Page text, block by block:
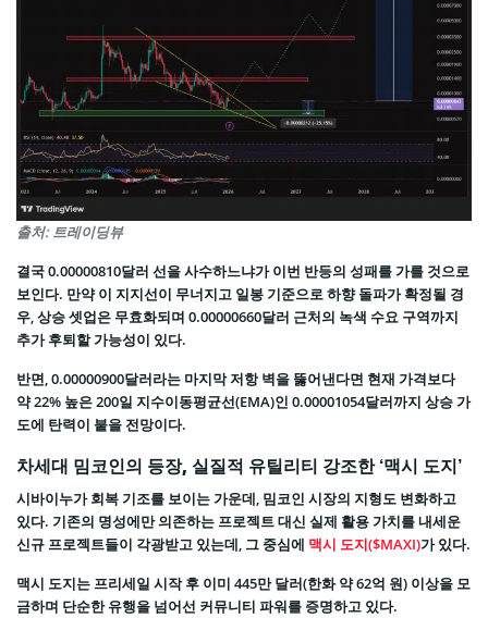
출처: 트레이딩뷰
결국 0.00000810달러 선을 사수하느냐가 이번 반등의 성패를 가를 것으로
보인다. 만약 이 지지선이 무너지고 일봉 기준으로 하향 돌파가 확정될 경
우, 상승 셋업은 무효화되며 0.00000660달러 근처의 녹색 수요 구역까지
추가 후퇴할 가능성이 있다.
반면, 0.00000900달러라는 마지막 저항 벽을 뚫어낸다면 현재 가격보다
약 22% 높은 200일 지수이동평균선(EMA)인 0.00001054달러까지 상승 가
도에 탄력이 붙을 전망이다.
차세대 밈코인의 등장, 실질적 유틸리티 강조한 ‘맥시 도지’
시바이누가 회복 기조를 보이는 가운데, 밈코인 시장의 지형도 변화하고
있다. 기존의 명성에만 의존하는 프로젝트 대신 실제 활용 가치를 내세운
신규 프로젝트들이 각광받고 있는데, 그 중심에 맥시 도지($MAXI)가 있다.
맥시 도지는 프리세일 시작 후 이미 445만 달러(한화 약 62억 원) 이상을 모
금하며 단순한 유행을 넘어선 커뮤니티 파워를 증명하고 있다.